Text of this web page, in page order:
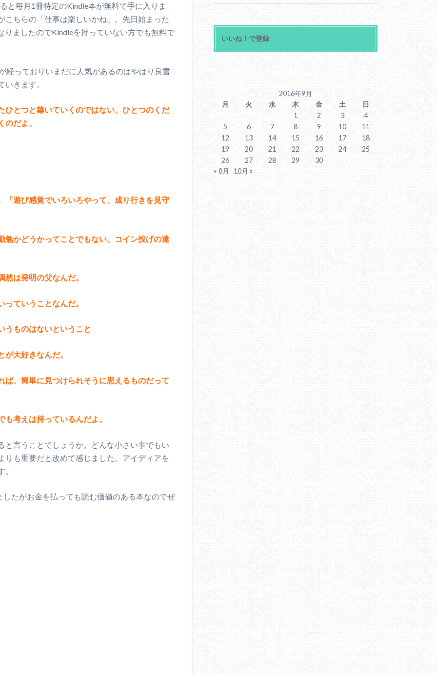
と毎月1冊特定のKindle本が無料で手に入りま
ちらの「仕事は楽しいかね」。先日始まった
りましたのでKindleを持っていない方でも無料で
経っておりいまだに人気があるのはやはり良書
きます。
ひとつと築いていくのではない。ひとつのくだ
だよ。
「遊び感覚でいろいろやって、成り行きを見守
勉かどうかってことでもない。コイン投げの達
は発明の父なんだ。
ていうことなんだ。
うものはないということ
大好きなんだ。
ば、簡単に見つけられそうに思えるものだって
考えは持っているんだよ。
と言うことでしょうか。どんな小さい事でもい
も重要だと改めて感じました。アイディアを
たがお金を払っても読む価値のある本なのでぜ
いいね！で登録
2016年9月
月
火 水 木 金 土
日
1
2 3
4
5
6 7 8 9 10
11
12
13 14 15 16 17
18
19
20 21 22 23 24
25
26
27 28 29
30
« 8月
10月 »